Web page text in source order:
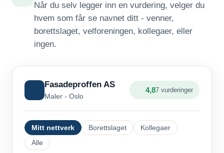
Når du selv legger inn en vurdering, velger du
hvem som får se navnet ditt - venner,
borettslaget, velforeningen, kollegaer, eller
ingen.
Fasadeproffen AS
Maler - Oslo
4,87 vurderinger
Mitt nettverk Borettslaget
Kollegaer
Alle